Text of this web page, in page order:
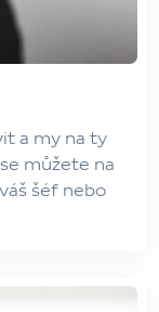
a my na ty
můžete na
šéf nebo